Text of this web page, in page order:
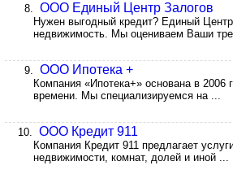
8. ООО Единый Центр Залогов
Нужен выгодный кредит? Единый
недвижимость. Мы оцениваем Ваши
9. ООО Ипотека +
Компания «Ипотека+» основана в 2006
времени. Мы специализируемся на ...
10. ООО Кредит 911
Компания Кредит 911 предлагает
недвижимости, комнат, долей и иной ...